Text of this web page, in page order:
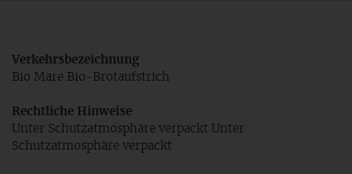
Verkehrsbezeichnung
Bio Mare Bio-Brotaufstrich
Rechtliche Hinweise
Unter Schutzatmosphäre verpackt Unter
Schutzatmosphäre verpackt